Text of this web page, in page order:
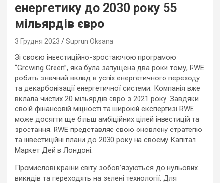
енергетику до 2030 року 55
мільярдів євро
3 Грудня 2023 Suprun Oksana
Зі своєю інвестиційно-зростаючою програмою
“Growing Green”, яка була запущена два роки тому, RWE
робить значний вклад в успіх енергетичного переходу
та декарбонізації енергетичної системи. Компанія вже
вклала чистих 20 мільярдів євро з 2021 року. Завдяки
своїй фінансовій міцності та широкій експертизі RWE
може досягти ще більш амбіційних цілей інвестицій та
зростання. RWE представляє свою оновлену стратегію
та інвестиційні плани до 2030 року на своєму Капітал
Маркет Дей в Лондоні.
Промислові країни світу зобов’язуються до нульових
викидів та переходять на зелені технології. Для